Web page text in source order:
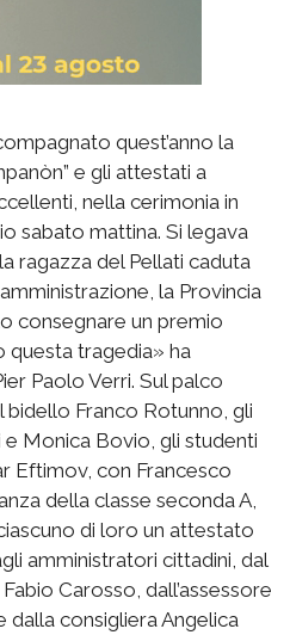
quest’anno la
e gli attestati a
nella cerimonia in
sabato mattina. Si legava
ragazza del Pellati caduta
la Provincia
consegnare un premio
questa tragedia» ha
Paolo Verri. Sul palco
bidello Franco Rotunno, gli
e Monica Bovio, gli studenti
Eftimov, con Francesco
della classe seconda A,
di loro un attestato
amministratori cittadini, dal
Carosso, dall’assessore
dalla consigliera Angelica